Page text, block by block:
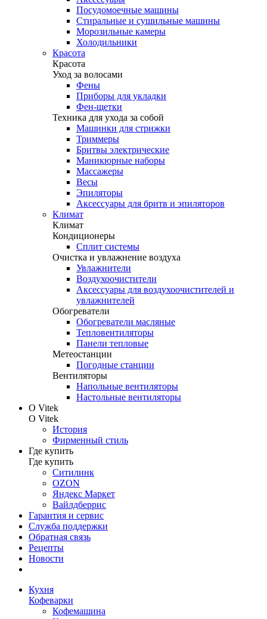
Посудомоечные машины
Стиральные и сушильные машины
Морозильные камеры
Холодильники
Красота
Красота
Уход за волосами
Фены
Приборы для укладки
Фен-щетки
Техника для ухода за собой
Машинки для стрижки
Триммеры
Бритвы электрические
Маникюрные наборы
Массажеры
Весы
Эпиляторы
Аксессуары для бритв и эпиляторов
Климат
Климат
Кондиционеры
Сплит системы
Очистка и увлажнение воздуха
Увлажнители
Воздухоочистители
Аксессуары для воздухоочистителей и
увлажнителей
Обогреватели
Обогреватели масляные
Тепловентиляторы
Панели тепловые
Метеостанции
Погодные станции
Вентиляторы
Напольные вентиляторы
Настольные вентиляторы
О Vitek
О Vitek
История
Фирменный стиль
Где купить
Где купить
Ситилинк
OZON
Яндекс Маркет
Вайлдберрис
Гарантия и сервис
Служба поддержки
Обратная связь
Рецепты
Новости
Кухня
Кофеварки
Кофемашина